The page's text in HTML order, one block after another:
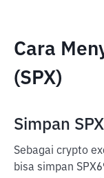
Cara
(SPX)
Simpan
Sebagai crypto
bisa simpan